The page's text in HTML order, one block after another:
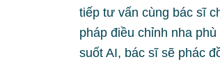
tiếp tư vấn cùng bác sĩ
pháp điều chỉnh nha
suốt AI, bác sĩ sẽ phác